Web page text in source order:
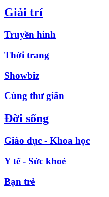
Giải trí
Truyền hình
Thời trang
Showbiz
Cùng thư giãn
Đời sống
Giáo dục - Khoa học
Y tế - Sức khoẻ
Bạn trẻ